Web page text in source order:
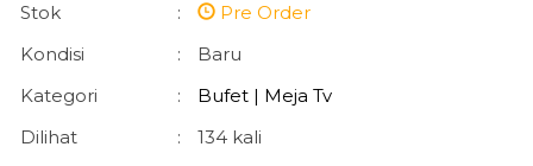
Stok
:
Pre Order
Kondisi
:
Baru
Kategori
:
Bufet | Meja Tv
Dilihat
:
134 kali